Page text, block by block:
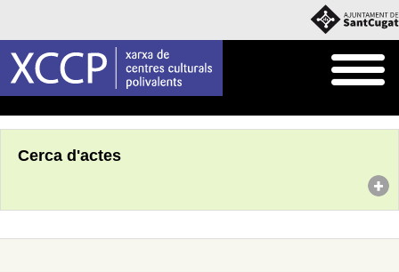
Cerca d'actes